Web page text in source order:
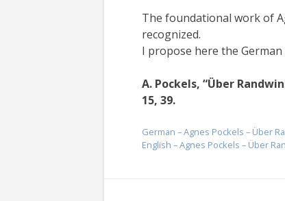
The foundational work of
recognized.
I propose here the
A. Pockels, “Über
15, 39.
German – Agnes Pockels – Über
English – Agnes Pockels – Über